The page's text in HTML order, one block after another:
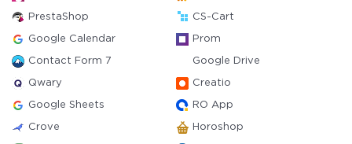
PrestaShop CS-Cart
Google Calendar Prom
Contact Form 7 Google Drive
Qwary Creatio
Google Sheets RO App
Crove Horoshop